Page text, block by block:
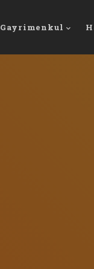
Gayrimenkul